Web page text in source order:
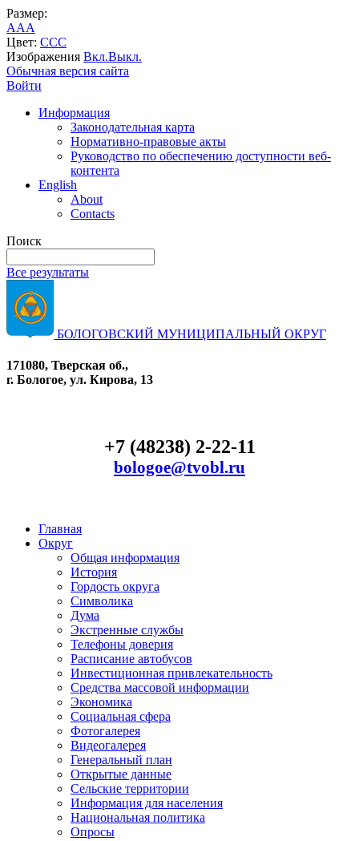
Размер:
AAA
Цвет: CCC
Изображения Вкл.Выкл.
Обычная версия сайта
Войти
Информация
Законодательная карта
Нормативно-правовые акты
Руководство по обеспечению доступности веб-
контента
English
About
Contacts
Поиск
Все результаты
БОЛОГОВСКИЙ МУНИЦИПАЛЬНЫЙ ОКРУГ
171080, Тверская об.,
г. Бологое, ул. Кирова, 13
+7 (48238) 2-22-11
bologoe@tvobl.ru
Главная
Округ
Общая информация
История
Гордость округа
Символика
Дума
Экстренные службы
Телефоны доверия
Расписание автобусов
Инвестиционная привлекательность
Средства массовой информации
Экономика
Социальная сфера
Фотогалерея
Видеогалерея
Генеральный план
Открытые данные
Сельские территории
Информация для населения
Национальная политика
Опросы